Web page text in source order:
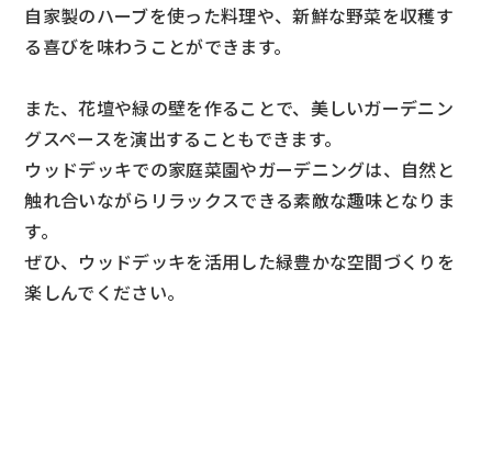
自家製のハーブを使った料理や、新鮮な野菜を収穫す
る喜びを味わうことができます。
また、花壇や緑の壁を作ることで、美しいガーデニン
グスペースを演出することもできます。
ウッドデッキでの家庭菜園やガーデニングは、自然と
触れ合いながらリラックスできる素敵な趣味となりま
す。
ぜひ、ウッドデッキを活用した緑豊かな空間づくりを
楽しんでください。